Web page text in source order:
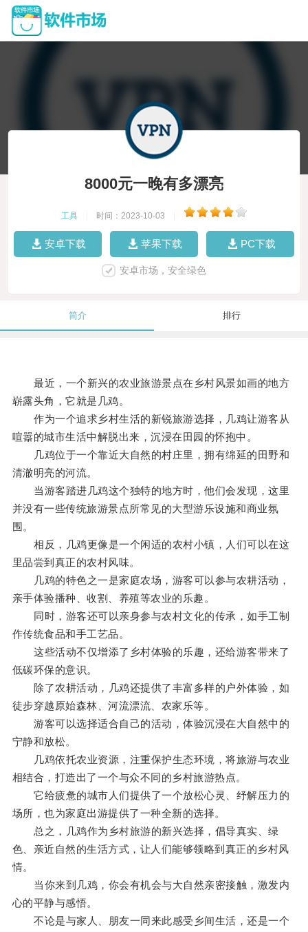
8000元一晚有多漂亮
工具 时间：2023-10-03
安卓下载 苹果下载 PC下载
安卓市场，安全绿色
简介 排行
最近，一个新兴的农业旅游景点在乡村风景如画的地方
崭露头角，它就是几鸡。
作为一个追求乡村生活的新锐旅游选择，几鸡让游客从
喧嚣的城市生活中解脱出来，沉浸在田园的怀抱中。
几鸡位于一个靠近大自然的村庄里，拥有绵延的田野和
清澈明亮的河流。
当游客踏进几鸡这个独特的地方时，他们会发现，这里
并没有一些传统旅游景点所常见的大型游乐设施和商业氛
围。
相反，几鸡更像是一个闲适的农村小镇，人们可以在这
里品尝到真正的农村风味。
几鸡的特色之一是家庭农场，游客可以参与农耕活动，
亲手体验播种、收割、养殖等农业的乐趣。
同时，游客还可以亲身参与农村文化的传承，如手工制
作传统食品和手工艺品。
这些活动不仅增添了乡村体验的乐趣，还给游客带来了
低碳环保的意识。
除了农耕活动，几鸡还提供了丰富多样的户外体验，如
徒步穿越原始森林、河流漂流、农家乐等。
游客可以选择适合自己的活动，体验沉浸在大自然中的
宁静和放松。
几鸡依托农业资源，注重保护生态环境，将旅游与农业
相结合，打造出了一个与众不同的乡村旅游热点。
它给疲惫的城市人们提供了一个放松心灵、纾解压力的
场所，也为家庭出游提供了一种全新的选择。
总之，几鸡作为乡村旅游的新兴选择，倡导真实、绿
色、亲近自然的生活方式，让人们能够领略到真正的乡村风
情。
当你来到几鸡，你会有机会与大自然亲密接触，激发内
心的平静与感悟。
不论是与家人、朋友一同来此感受乡间生活，还是一个